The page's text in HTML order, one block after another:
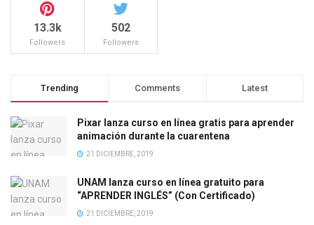
13.3k
Followers
502
Followers
Trending Comments Latest
Pixar lanza curso en línea gratis para aprender
animación durante la cuarentena
21 DICIEMBRE, 2019
UNAM lanza curso en línea gratuito para
“APRENDER INGLÉS” (Con Certificado)
21 DICIEMBRE, 2019